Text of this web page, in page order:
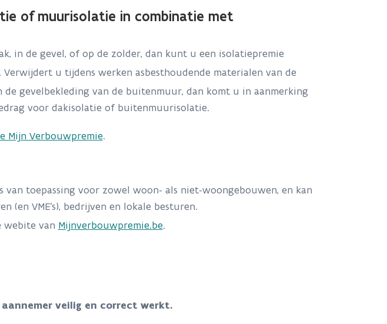
of muurisolatie in combinatie met
in de gevel, of op de zolder, dan kunt u een isolatiepremie
. Verwijdert u tijdens werken asbesthoudende materialen van de
gevelbekleding van de buitenmuur, dan komt u in aanmerking
voor dakisolatie of buitenmuurisolatie.
Mijn Verbouwpremie.
van toepassing voor zowel woon- als niet-woongebouwen, en kan
(en VME's), bedrijven en lokale besturen.
webite van Mijnverbouwpremie.be.
veilig en correct werkt.